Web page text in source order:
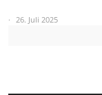
26. Juli 2025